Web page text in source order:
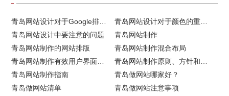
青岛网站设计中要注意的问题
青岛网站制作
青岛网站制作的网站排版
青岛网站制作混合布局
青岛网站制作指南
青岛做网站哪家好？
青岛做网站清单
青岛做网站注意事项